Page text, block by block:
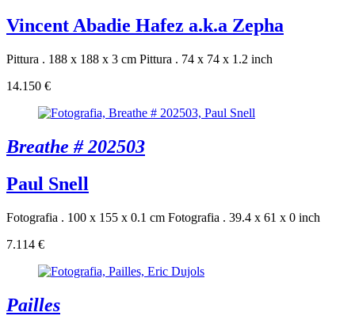
Vincent Abadie Hafez a.k.a Zepha
Pittura . 188 x 188 x 3 cm Pittura . 74 x 74 x 1.2 inch
14.150 €
Breathe # 202503
Paul Snell
Fotografia . 100 x 155 x 0.1 cm Fotografia . 39.4 x 61 x 0 inch
7.114 €
Pailles